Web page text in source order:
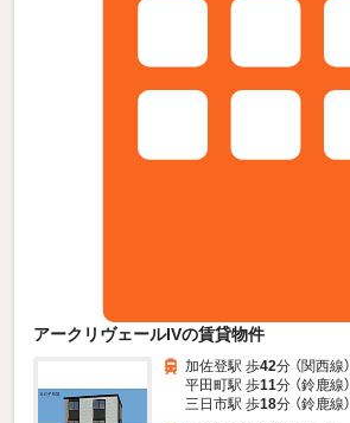
アークリヴェールIVの賃貸物件
加佐登駅 歩42分 （関西線）
平田町駅 歩11分 （鈴鹿線）
三日市駅 歩18分 （鈴鹿線）